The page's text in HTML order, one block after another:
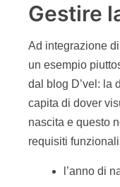
Gestire
Ad integrazione
un esempio
dal blog D’vel: la
capita di dover
nascita e questo
requisiti
l’anno di